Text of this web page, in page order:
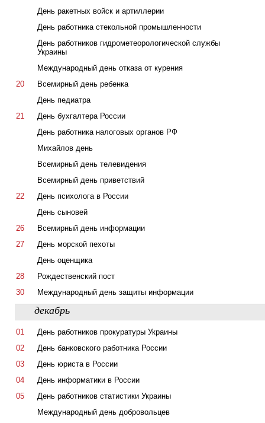
День ракетных войск и артиллерии
День работника стекольной промышленности
День работников гидрометеорологической службы
Украины
Международный день отказа от курения
20
Всемирный день ребенка
День педиатра
21
День бухгалтера России
День работника налоговых органов РФ
Михайлов день
Всемирный день телевидения
Всемирный день приветствий
22
День психолога в России
День сыновей
26
Всемирный день информации
27
День морской пехоты
День оценщика
28
Рождественский пост
30
Международный день защиты информации
декабрь
01
День работников прокуратуры Украины
02
День банковского работника России
03
День юриста в России
04
День информатики в России
05
День работников статистики Украины
Международный день добровольцев